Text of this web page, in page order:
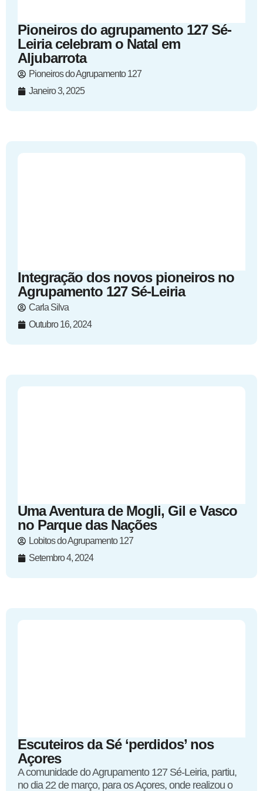
Pioneiros do agrupamento 127 Sé-
Leiria celebram o Natal em
Aljubarrota
Pioneiros do Agrupamento 127
Janeiro 3, 2025
Integração dos novos pioneiros no
Agrupamento 127 Sé-Leiria
Carla Silva
Outubro 16, 2024
Uma Aventura de Mogli, Gil e Vasco
no Parque das Nações
Lobitos do Agrupamento 127
Setembro 4, 2024
Escuteiros da Sé ‘perdidos’ nos
Açores
A comunidade do Agrupamento 127 Sé-Leiria, partiu,
no dia 22 de março, para os Açores, onde realizou o